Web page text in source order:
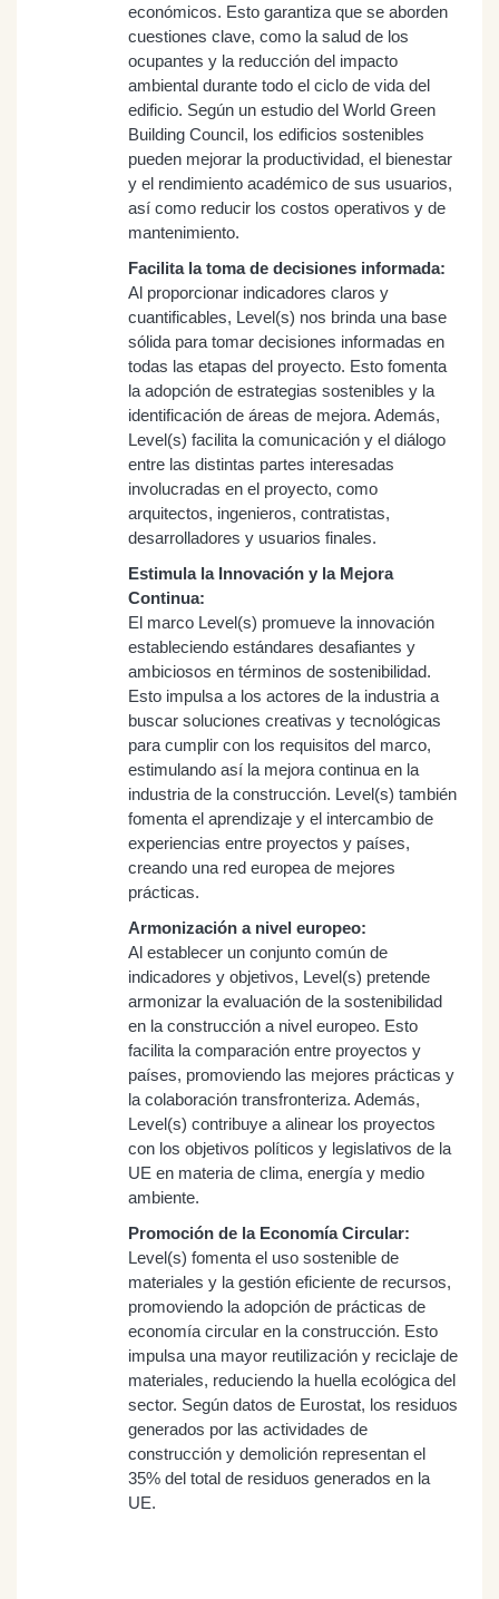
económicos. Esto garantiza que se aborden
cuestiones clave, como la salud de los
ocupantes y la reducción del impacto
ambiental durante todo el ciclo de vida del
edificio. Según un estudio del World Green
Building Council, los edificios sostenibles
pueden mejorar la productividad, el bienestar
y el rendimiento académico de sus usuarios,
así como reducir los costos operativos y de
mantenimiento.
Facilita la toma de decisiones informada:
Al proporcionar indicadores claros y
cuantificables, Level(s) nos brinda una base
sólida para tomar decisiones informadas en
todas las etapas del proyecto. Esto fomenta
la adopción de estrategias sostenibles y la
identificación de áreas de mejora. Además,
Level(s) facilita la comunicación y el diálogo
entre las distintas partes interesadas
involucradas en el proyecto, como
arquitectos, ingenieros, contratistas,
desarrolladores y usuarios finales.
Estimula la Innovación y la Mejora
Continua:
El marco Level(s) promueve la innovación
estableciendo estándares desafiantes y
ambiciosos en términos de sostenibilidad.
Esto impulsa a los actores de la industria a
buscar soluciones creativas y tecnológicas
para cumplir con los requisitos del marco,
estimulando así la mejora continua en la
industria de la construcción. Level(s) también
fomenta el aprendizaje y el intercambio de
experiencias entre proyectos y países,
creando una red europea de mejores
prácticas.
Armonización a nivel europeo:
Al establecer un conjunto común de
indicadores y objetivos, Level(s) pretende
armonizar la evaluación de la sostenibilidad
en la construcción a nivel europeo. Esto
facilita la comparación entre proyectos y
países, promoviendo las mejores prácticas y
la colaboración transfronteriza. Además,
Level(s) contribuye a alinear los proyectos
con los objetivos políticos y legislativos de la
UE en materia de clima, energía y medio
ambiente.
Promoción de la Economía Circular:
Level(s) fomenta el uso sostenible de
materiales y la gestión eficiente de recursos,
promoviendo la adopción de prácticas de
economía circular en la construcción. Esto
impulsa una mayor reutilización y reciclaje de
materiales, reduciendo la huella ecológica del
sector. Según datos de Eurostat, los residuos
generados por las actividades de
construcción y demolición representan el
35% del total de residuos generados en la
UE.